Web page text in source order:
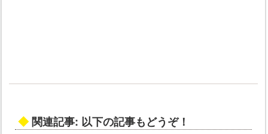
◆関連記事: 以下の記事もどうぞ！